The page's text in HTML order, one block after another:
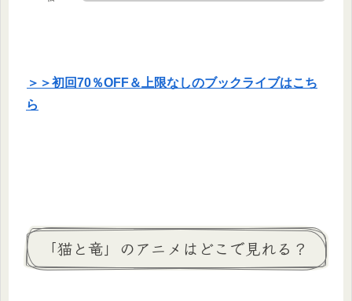
＞＞初回70％OFF＆上限なしのブックライブはこち
ら
「猫と竜」のアニメはどこで見れる？